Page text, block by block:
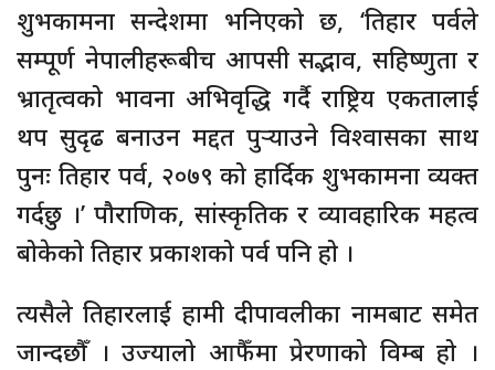
शुभकामना सन्देशमा भनिएको छ, ‘तिहार पर्वले
सम्पूर्ण नेपालीहरूबीच आपसी सद्भाव, सहिष्णुता र
भ्रातृत्वको भावना अभिवृद्धि गर्दै राष्ट्रिय एकतालाई
थप सुदृढ बनाउन मद्दत पुर्‍याउने विश्वासका साथ
पुनः तिहार पर्व, २०७९ को हार्दिक शुभकामना व्यक्त
गर्दछु ।’ पौराणिक, सांस्कृतिक र व्यावहारिक महत्व
बोकेको तिहार प्रकाशको पर्व पनि हो ।
त्यसैले तिहारलाई हामी दीपावलीका नामबाट समेत
जान्दछौँ । उज्यालो आफैँमा प्रेरणाको विम्ब हो ।